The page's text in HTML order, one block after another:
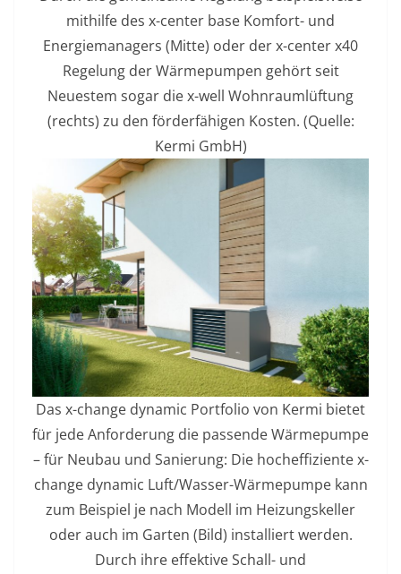
mithilfe des x-center base Komfort- und
Energiemanagers (Mitte) oder der x-center x40
Regelung der Wärmepumpen gehört seit
Neuestem sogar die x-well Wohnraumlüftung
(rechts) zu den förderfähigen Kosten. (Quelle:
Kermi GmbH)
Das x-change dynamic Portfolio von Kermi bietet
für jede Anforderung die passende Wärmepumpe
– für Neubau und Sanierung: Die hocheffiziente x-
change dynamic Luft/Wasser-Wärmepumpe kann
zum Beispiel je nach Modell im Heizungskeller
oder auch im Garten (Bild) installiert werden.
Durch ihre effektive Schall- und